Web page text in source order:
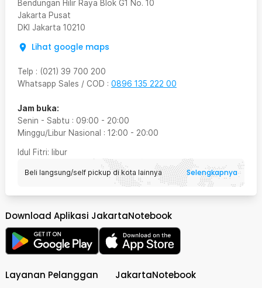
Bendungan Hilir Raya Blok G1 No. 10
Jakarta Pusat
DKI Jakarta 10210
Lihat google maps
Telp : (021) 39 700 200
Whatsapp Sales / COD : 0896 135 222 00
Jam buka:
Senin - Sabtu : 09:00 - 20:00
Minggu/Libur Nasional : 12:00 - 20:00
Idul Fitri: libur
Beli langsung/self pickup di kota lainnya Selengkapnya
Download Aplikasi JakartaNotebook
Layanan Pelanggan JakartaNotebook